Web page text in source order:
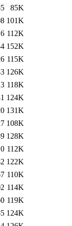
85K
101K
112K
152K
115K
126K
118K
124K
131K
108K
128K
112K
122K
110K
114K
119K
124K